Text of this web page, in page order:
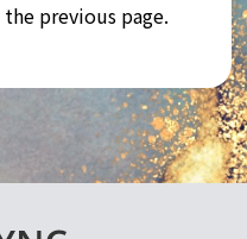
previous page.